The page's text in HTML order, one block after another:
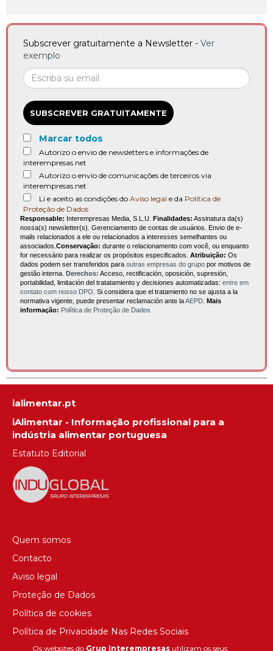
Os websites do Grup Interempresasutilizam os seus
Subscrever gratuitamente a Newsletter - Ver
exemplo
SUBSCREVER GRATUITAMENTE
Marcar todos
Autorizo o envio de newsletters e informações de
interempresas.net
Autorizo o envio de comunicações de terceiros via
interempresas.net
Li e aceito as condições do Aviso legal e da Política de
Proteção de Dados
Responsable: Interempresas Media, S.L.U. Finalidades: Assinatura da(s)
nossa(s) newsletter(s). Gerenciamento de contas de usuários. Envio de e-
mails relacionados a ele ou relacionados a interesses semelhantes ou
associados. Conservação: durante o relacionamento com você, ou enquanto
for necessário para realizar os propósitos especificados. Atribuição: Os
dados podem ser transferidos para outras empresas do grupo por motivos de
gestão interna. Derechos: Acceso, rectificación, oposición, supresión,
portabilidad, limitación del tratatamiento y decisiones automatizadas: entre em
contato com nosso DPO . Si considera que el tratamiento no se ajusta a la
normativa vigente, puede presentar reclamación ante laAEPD Mais
informação: Política de Proteção de Dados
ialimentar.pt
iAlimentar - Informação profissional para a
indústria alimentar portuguesa
Estatuto Editorial
Quem somos
Contacto
Aviso legal
Proteção de Dados
Política de cookies
Política de Privacidade Nas Redes Sociais